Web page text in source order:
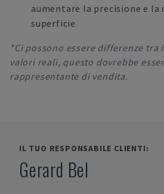
aumentare la precisione e la
superficie
*Ci possono essere differenze tra
valori reali, questo dovrebbe
rappresentante di vendita.
IL TUO RESPONSABILE CLIENTI:
Gerard Bel